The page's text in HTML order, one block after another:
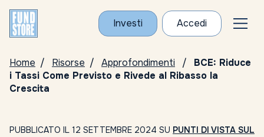
Investi Accedi
Home Risorse Approfondimenti
BCE: Riduce
i Tassi Come Previsto e Rivede al Ribasso la
Crescita
PUBBLICATO IL 12 SETTEMBRE 2024 SU PUNTI DI VISTA SUL